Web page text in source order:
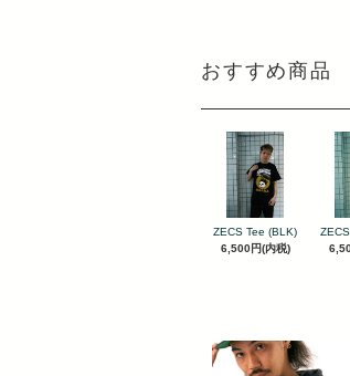
おすすめ商品
ZECS Tee (BLK)
6,500円(内税)